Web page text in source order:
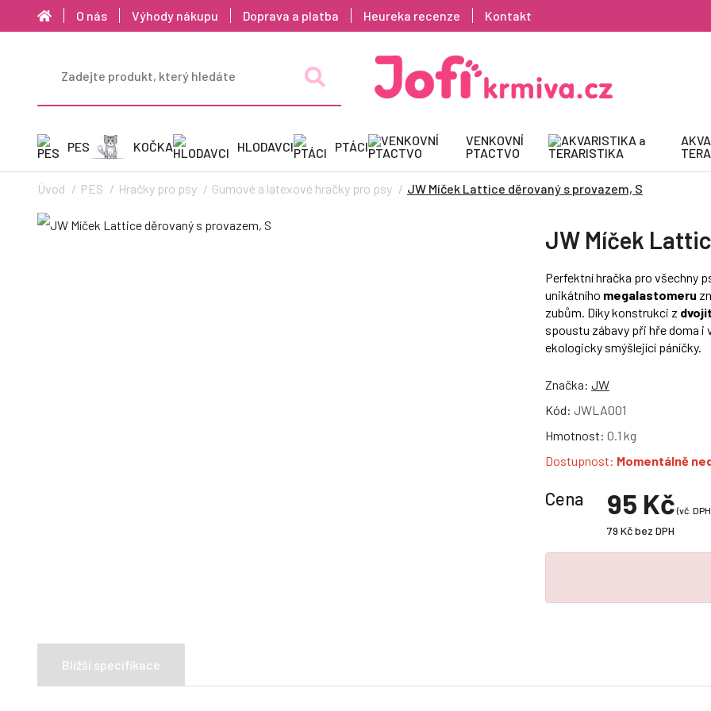
O nás Výhody nákupu Doprava a platba Heureka recenze Kontakt
PES KOČKA HLODAVCI PTÁCI
VENKOVNÍ
PTACTVO
Úvod PES Hračky pro psy Gumové a latexové hračky pro psy JW Míček Lattice děrovaný s provazem, S
JW Míček
Perfektní hračka pro všechny
unikátního megalastomeru
zubům. Díky konstrukci z
spoustu zábavy při hře doma i
ekologicky smýšlející páníčky.
Značka: JW
Kód: JWLA001
Hmotnost: 0.1 kg
Dostupnost: Momentálně
Cena 95 Kč(vč.
79 Kčbez DPH
Bližší specifikace